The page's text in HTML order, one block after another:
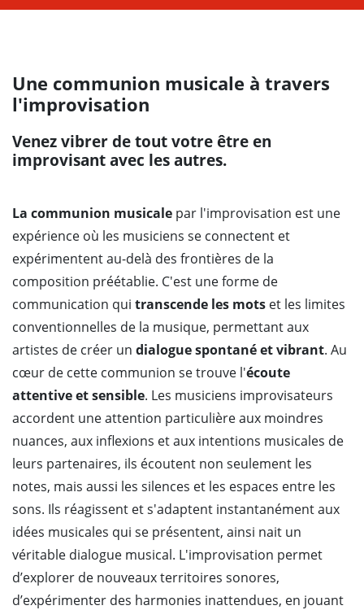
Une communion musicale à travers
l'improvisation
Venez vibrer de tout votre être en
improvisant avec les autres.
La communion musicale par l'improvisation est une
expérience où les musiciens se connectent et
expérimentent au-delà des frontières de la
composition préétablie. C'est une forme de
communication qui transcende les mots et les limites
conventionnelles de la musique, permettant aux
artistes de créer un dialogue spontané et vibrant. Au
cœur de cette communion se trouve l'écoute
attentive et sensible. Les musiciens improvisateurs
accordent une attention particulière aux moindres
nuances, aux inflexions et aux intentions musicales de
leurs partenaires, ils écoutent non seulement les
notes, mais aussi les silences et les espaces entre les
sons. Ils réagissent et s'adaptent instantanément aux
idées musicales qui se présentent, ainsi nait un
véritable dialogue musical. L'improvisation permet
d’explorer de nouveaux territoires sonores,
d’expérimenter des harmonies inattendues, en jouant